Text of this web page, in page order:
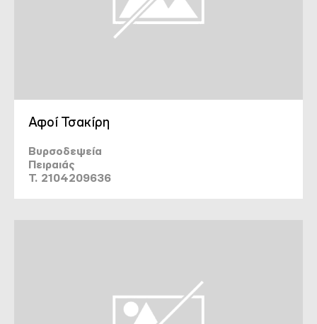
Αφοί Τσακίρη
Βυρσοδεψεία
Πειραιάς
T. 2104209636